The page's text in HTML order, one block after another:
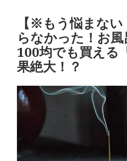
【※もう悩まな
らなかった！お
100均でも買える
果絶大！？